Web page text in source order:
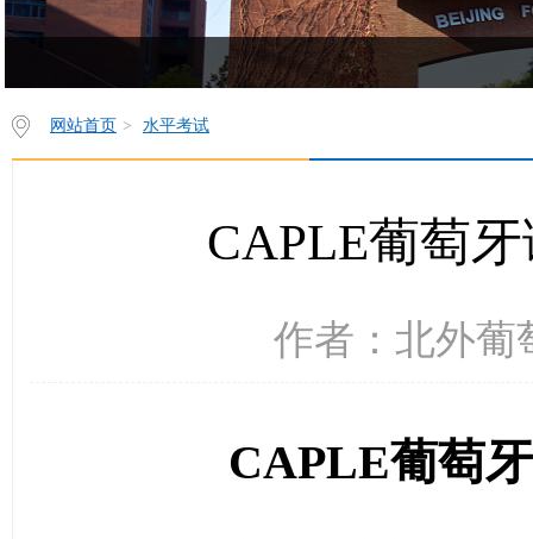
欢饮访问z6mg人生就是博有限公司西葡语系网站！
网站首页 > 水平考试
CAPLE葡萄
作者：北外葡
CAPLE葡萄